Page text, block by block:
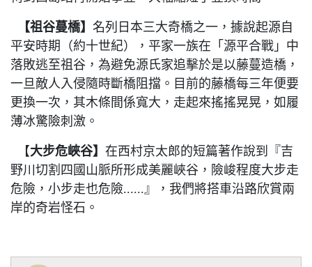
【祖谷蔓橋】 名列日本三大奇橋之一，據說起源自
平安時期（約十世紀），平家一族在「源平合戰」中
落敗逃至祖谷，為避免源氏家追擊於是以藤蔓造橋，
一旦敵人入侵隨時斷橋阻擋。目前的藤橋每三年便要
更換一次，其木條間係寬大，走起來搖搖晃晃，如履
薄冰驚險刺激。
【大步危峽谷】 在西村京太郎的短篇著作說到『吉
野川切割四國山脈所形成美麗峽谷，險峻程度大步走
危險，小步走也危險......』，我們將搭車沿路欣賞兩
岸的奇岩怪石。